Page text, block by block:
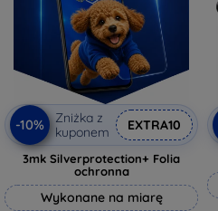
-10%
Zniżka z
kuponem
EXTRA10
3mk Silverprotection+ Folia
ochronna
Wykonane na miarę